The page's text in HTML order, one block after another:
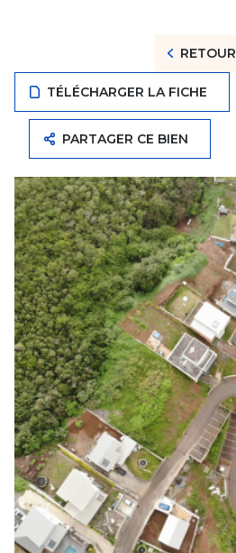
RETOUR
TÉLÉCHARGER LA FICHE
PARTAGER CE BIEN